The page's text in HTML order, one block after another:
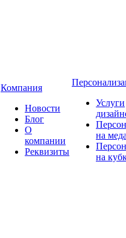
Компания
Новости
Блог
О
компании
Реквизиты
Услуги
на
на